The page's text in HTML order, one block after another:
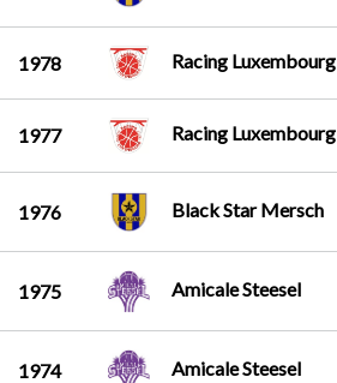
1978 Racing Luxembourg
1977 Racing Luxembourg
1976 Black Star Mersch
1975 Amicale Steesel
1974 Amicale Steesel